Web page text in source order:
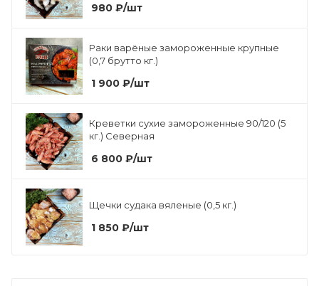
980 ₽/шт
Раки варёные замороженные крупные
(0,7 брутто кг.)
1 900 ₽/шт
Креветки сухие замороженные 90/120 (5
кг.) Северная
6 800 ₽/шт
Щечки судака вяленые (0,5 кг.)
1 850 ₽/шт